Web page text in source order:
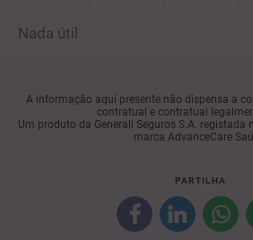
Nada útil
A informação aqui presente não dispensa a
contratual e contratual
Um produto da Generali Seguros S.A. registada
marca AdvanceCare
PARTILHA